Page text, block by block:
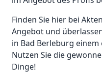
Finden Sie hier bei
Angebot und
in Bad Berleburg
Nutzen Sie die
Dinge!